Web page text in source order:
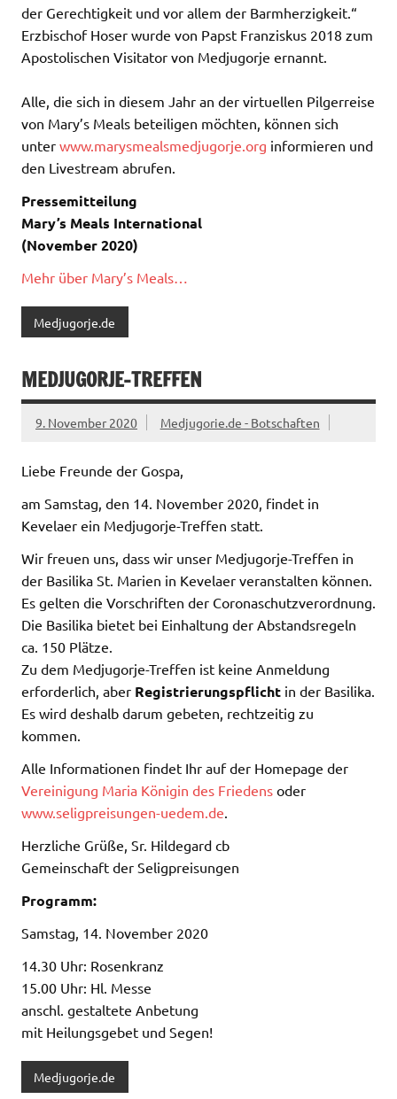
der Gerechtigkeit und vor allem der Barmherzigkeit.“
Erzbischof Hoser wurde von Papst Franziskus 2018 zum
Apostolischen Visitator von Medjugorje ernannt.
Alle, die sich in diesem Jahr an der virtuellen Pilgerreise
von Mary’s Meals beteiligen möchten, können sich
unter www.marysmealsmedjugorje.org informieren und
den Livestream abrufen.
Pressemitteilung
Mary’s Meals International
(November 2020)
Mehr über Mary’s Meals…
Medjugorje.de
MEDJUGORJE-TREFFEN
9. November 2020 Medjugorie.de - Botschaften
Liebe Freunde der Gospa,
am Samstag, den 14. November 2020, findet in
Kevelaer ein Medjugorje-Treffen statt.
Wir freuen uns, dass wir unser Medjugorje-Treffen in
der Basilika St. Marien in Kevelaer veranstalten können.
Es gelten die Vorschriften der Coronaschutzverordnung.
Die Basilika bietet bei Einhaltung der Abstandsregeln
ca. 150 Plätze.
Zu dem Medjugorje-Treffen ist keine Anmeldung
erforderlich, aber Registrierungspflicht in der Basilika.
Es wird deshalb darum gebeten, rechtzeitig zu
kommen.
Alle Informationen findet Ihr auf der Homepage der
Vereinigung Maria Königin des Friedens oder
www.seligpreisungen-uedem.de.
Herzliche Grüße, Sr. Hildegard cb
Gemeinschaft der Seligpreisungen
Programm:
Samstag, 14. November 2020
14.30 Uhr: Rosenkranz
15.00 Uhr: Hl. Messe
anschl. gestaltete Anbetung
mit Heilungsgebet und Segen!
Medjugorje.de